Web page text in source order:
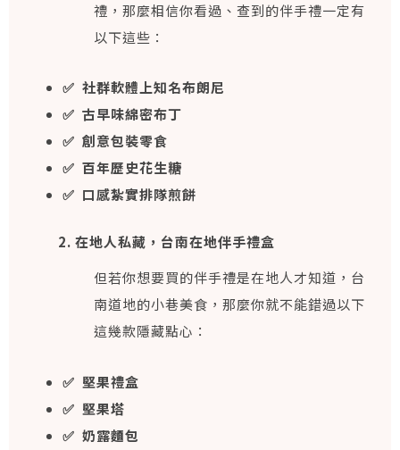
禮，那麼相信你看過、查到的伴手禮一定有
以下這些：
✅ 社群軟體上知名布朗尼
✅ 古早味綿密布丁
✅ 創意包裝零食
✅ 百年歷史花生糖
✅ 口感紮實排隊煎餅
2. 在地人私藏，台南在地伴手禮盒
但若你想要買的伴手禮是在地人才知道，台
南道地的小巷美食，那麼你就不能錯過以下
這幾款隱藏點心：
✅ 堅果禮盒
✅ 堅果塔
✅ 奶露麵包